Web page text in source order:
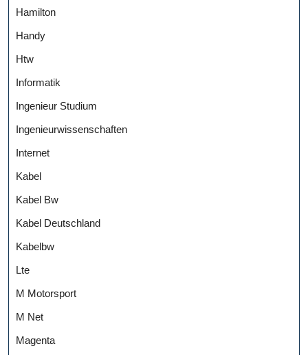
Hamilton
Handy
Htw
Informatik
Ingenieur Studium
Ingenieurwissenschaften
Internet
Kabel
Kabel Bw
Kabel Deutschland
Kabelbw
Lte
M Motorsport
M Net
Magenta